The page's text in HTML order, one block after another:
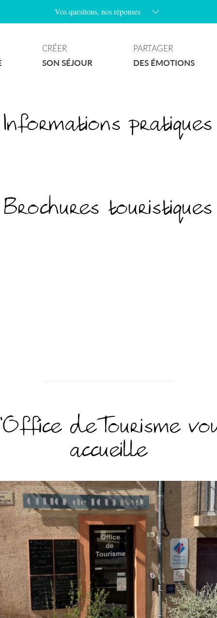
Vos questions, nos réponses
Les chiens sont-ils admis sur les plages ?
Y’a t’il des plages naturistes à Ramatuelle ?
Quelles randonnées puis-je faire à Ramatuelle ?
Y’a-t-il un wifi gratuit au village ?
CRÉER
SON SÉJOUR
PARTAGER
DES ÉMOTIONS
Informations pratiques
Brochures touristiques
de Tourisme
accueille